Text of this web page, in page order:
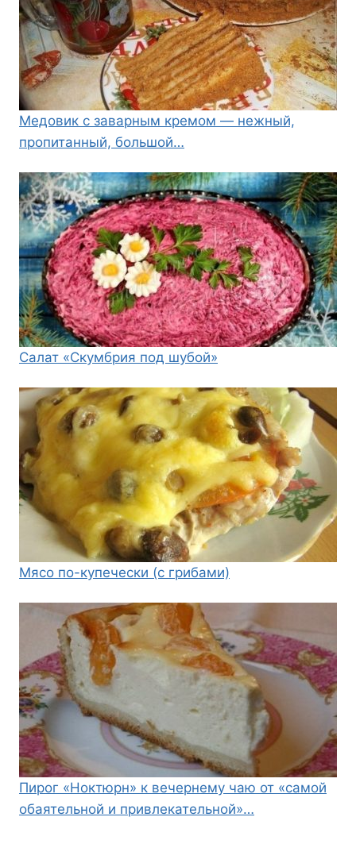
Медовик с заварным кремом — нежный,
пропитанный, большой…
Салат «Скумбрия под шубой»
Мясо по-купечески (с грибами)
Пирог «Ноктюрн» к вечернему чаю от «самой
обаятельной и привлекательной»…